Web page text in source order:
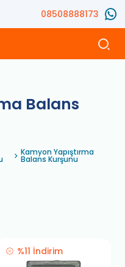
08508888173
Balans
Kamyon Yapıştırma
Balans Kurşunu
%11 İndirim